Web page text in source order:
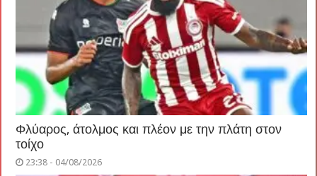
Φλύαρος, άτολμος και πλέον με την πλάτη στον
τοίχο
23:38 - 04/08/2026